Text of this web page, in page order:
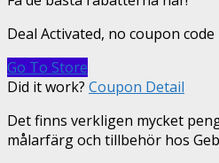
Deal Activated, no coupon
Go To Store
Did it work? Coupon Detail
Det finns verkligen mycket
målarfärg och tillbehör hos